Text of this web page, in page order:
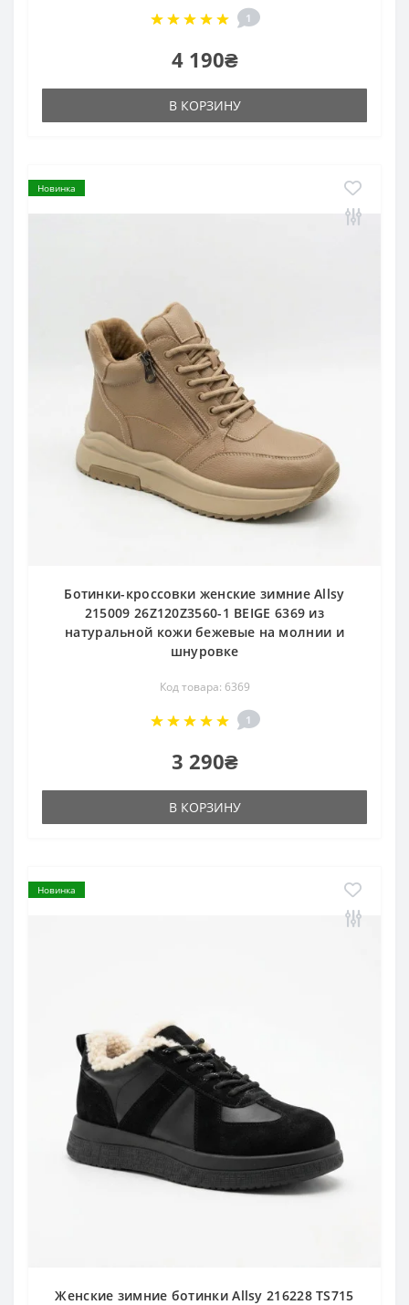
1
4 190₴
В КОРЗИНУ
Новинка
Ботинки-кроссовки женские зимние Allsy
215009 26Z120Z3560-1 BEIGE 6369 из
натуральной кожи бежевые на молнии и
шнуровке
Код товара: 6369
1
3 290₴
В КОРЗИНУ
Новинка
Женские зимние ботинки Allsy 216228 TS715